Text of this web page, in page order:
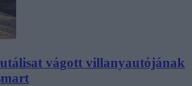
vágott villanyautójának